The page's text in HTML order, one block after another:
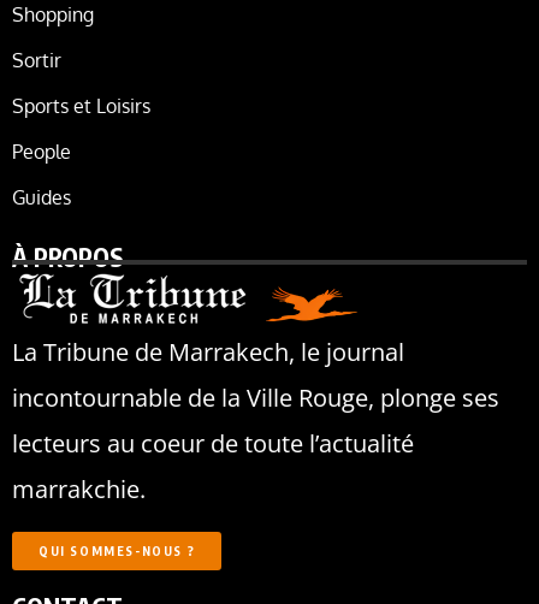
Shopping
Sortir
Sports et Loisirs
People
Guides
À PROPOS
La Tribune de Marrakech, le journal
incontournable de la Ville Rouge, plonge ses
lecteurs au coeur de toute l’actualité
marrakchie.
QUI SOMMES-NOUS ?